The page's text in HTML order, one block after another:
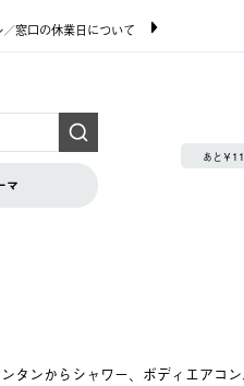
窓口の休業日について
マ
あと￥
ンからシャワー、ボディエアコン